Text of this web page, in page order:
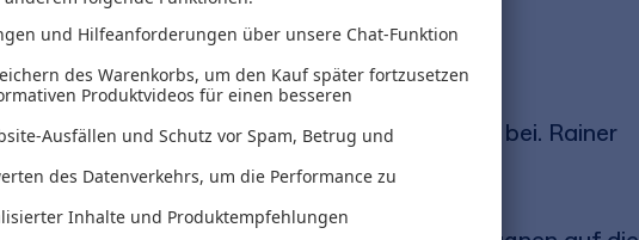
von Unternehmen und Organisationen bei. Rainer
und stellt ein ideales
vor. Sie erfahren, wie Sie alle